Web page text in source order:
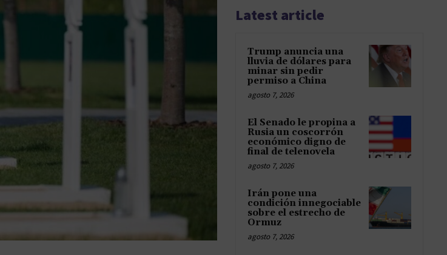
Latest article
Trump anuncia una
lluvia de dólares para
minar sin pedir
permiso a China
agosto 7, 2026
El Senado le propina a
Rusia un coscorrón
económico digno de
final de telenovela
agosto 7, 2026
Irán pone una
condición innegociable
sobre el estrecho de
Ormuz
agosto 7, 2026